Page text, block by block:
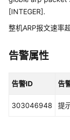
络
乾
解
方
[INTEGER].
整机ARP报文速率
告警属性
告警ID 告
303046948 提